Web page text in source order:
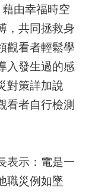
由幸福時空
，共同拯救身
觀看者輕鬆學
入發生過的感
對策詳加說
看者自行檢測
示：電是一
職災例如墜